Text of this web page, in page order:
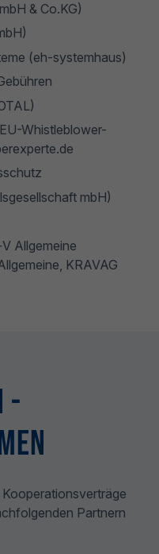
& Co.KG)
(eh-systemhaus)
Whistleblower-
mbH)
Allgemeine
KRAVAG
-
Partnern